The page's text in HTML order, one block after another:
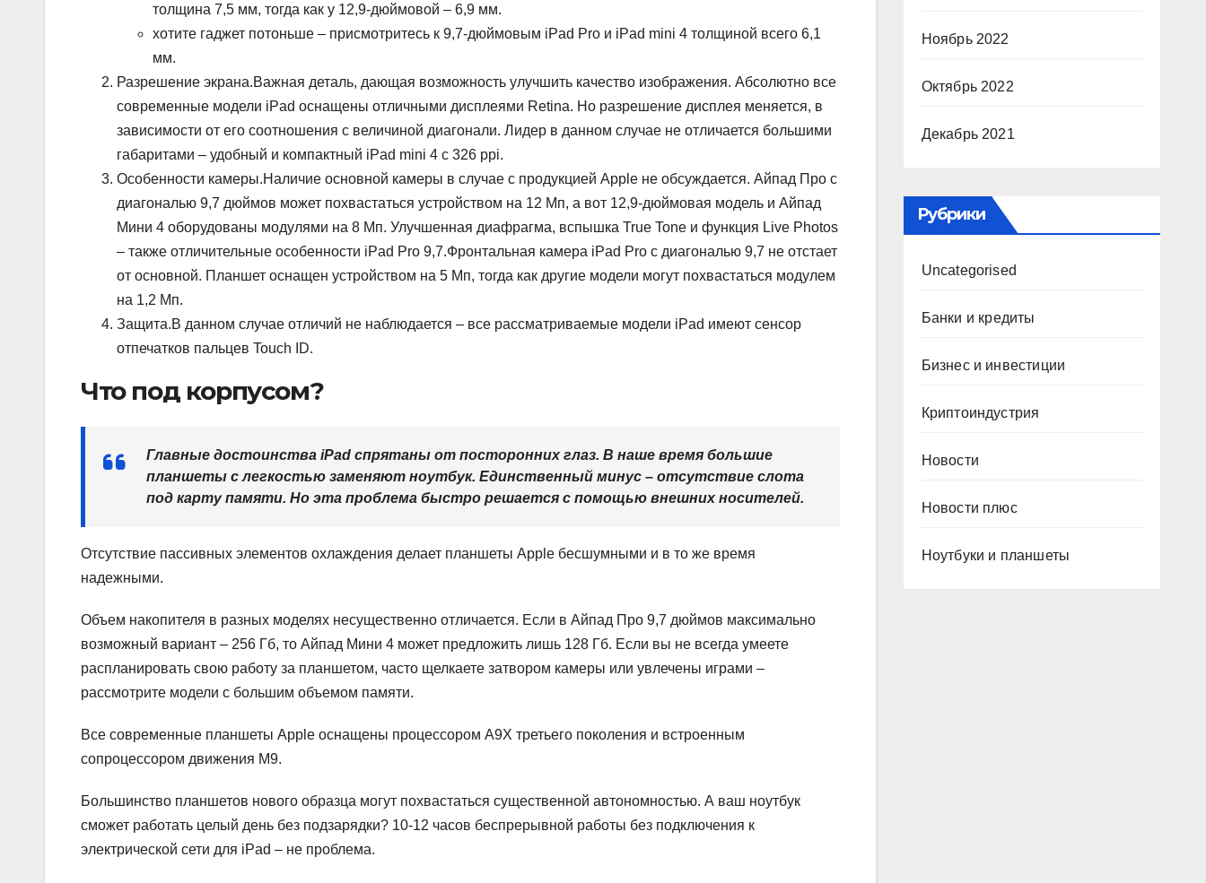
толщина 7,5 мм, тогда как у 12,9-дюймовой – 6,9 мм.
хотите гаджет потоньше – присмотритесь к 9,7‑дюймовым iPad Pro и iPad mini 4 толщиной всего 6,1
мм.
Разрешение экрана.Важная деталь, дающая возможность улучшить качество изображения. Абсолютно все
современные модели iPad оснащены отличными дисплеями Retina. Но разрешение дисплея меняется, в
зависимости от его соотношения с величиной диагонали. Лидер в данном случае не отличается большими
габаритами – удобный и компактный iPad mini 4 с 326 ppi.
Особенности камеры.Наличие основной камеры в случае с продукцией Apple не обсуждается. Айпад Про с
диагональю 9,7 дюймов может похвастаться устройством на 12 Мп, а вот 12,9-дюймовая модель и Айпад
Мини 4 оборудованы модулями на 8 Мп. Улучшенная диафрагма, вспышка True Tone и функция Live Photos
– также отличительные особенности iPad Pro 9,7.Фронтальная камера iPad Pro с диагональю 9,7 не отстает
от основной. Планшет оснащен устройством на 5 Мп, тогда как другие модели могут похвастаться модулем
на 1,2 Мп.
Защита.В данном случае отличий не наблюдается – все рассматриваемые модели iPad имеют сенсор
отпечатков пальцев Touch ID.
Что под корпусом?
Главные достоинства iPad спрятаны от посторонних глаз. В наше время большие
планшеты с легкостью заменяют ноутбук. Единственный минус – отсутствие слота
под карту памяти. Но эта проблема быстро решается с помощью внешних носителей.
Отсутствие пассивных элементов охлаждения делает планшеты Apple бесшумными и в то же время
надежными.
Объем накопителя в разных моделях несущественно отличается. Если в Айпад Про 9,7 дюймов максимально
возможный вариант – 256 Гб, то Айпад Мини 4 может предложить лишь 128 Гб. Если вы не всегда умеете
распланировать свою работу за планшетом, часто щелкаете затвором камеры или увлечены играми –
рассмотрите модели с большим объемом памяти.
Все современные планшеты Apple оснащены процессором A9X третьего поколения и встроенным
сопроцессором движения М9.
Большинство планшетов нового образца могут похвастаться существенной автономностью. А ваш ноутбук
сможет работать целый день без подзарядки? 10-12 часов беспрерывной работы без подключения к
электрической сети для iPad – не проблема.
Ноябрь 2022
Октябрь 2022
Декабрь 2021
Рубрики
Uncategorised
Банки и кредиты
Бизнес и инвестиции
Криптоиндустрия
Новости
Новости плюс
Ноутбуки и планшеты